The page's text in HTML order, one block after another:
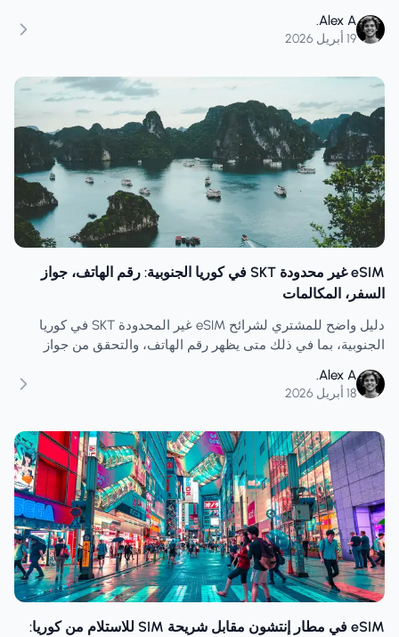
وإعداد المكالمات/الرسائل النصية القصيرة.
Alex A.
19 أبريل 2026
eSIM غير محدودة SKT في كوريا الجنوبية: رقم الهاتف، جواز
السفر، المكالمات
دليل واضح للمشتري لشرائح eSIM غير المحدودة SKT في كوريا
الجنوبية، بما في ذلك متى يظهر رقم الهاتف، والتحقق من جواز
وخدمة T-Money.
Alex A.
18 أبريل 2026
eSIM في مطار إنتشون مقابل شريحة SIM للاستلام من كوريا: